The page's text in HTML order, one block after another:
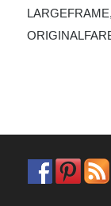
LARGEFRAME,